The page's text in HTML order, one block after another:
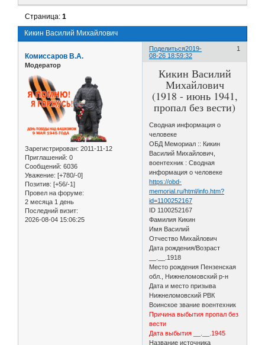
Кикин Василий Михайлович
Страница:1
Поделиться 1
2019-
08-26 18:59:32
Комиссаров В.А.
Модератор
Зарегистрирован: 2011-11-12
Приглашений: 0
Сообщений: 6036
Уважение: [+780/-0]
Позитив: [+56/-1]
Провел на форуме:
2 месяца 1 день
Последний визит:
2026-08-04 15:06:25
Кикин Василий
Михайлович
(1918 - июнь 1941,
пропал без вести)
Сводная информация о
человеке
ОБД Мемориал :: Кикин
Василий Михайлович,
воентехник : Сводная
информация о человеке
https://obd-
memorial.ru/html/info.htm?
id=1100252167
ID 1100252167
Фамилия Кикин
Имя Василий
Отчество Михайлович
Дата рождения/Возраст
__.__.1918
Место рождения Пензенская
обл., Нижнеломовский р-н
Дата и место призыва
Нижнеломовский РВК
Воинское звание воентехник
Причина выбытия пропал без
вести
Дата выбытия __.__.1945
Название источника